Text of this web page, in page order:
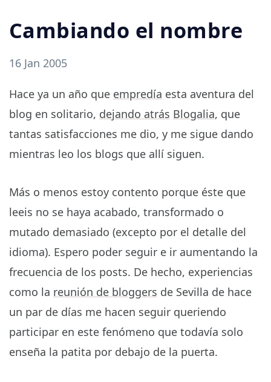
Cambiando el nombre
16 Jan 2005
Hace ya un año que empredía esta aventura del
blog en solitario, dejando atrás Blogalia, que
tantas satisfacciones me dio, y me sigue dando
mientras leo los blogs que allí siguen.
Más o menos estoy contento porque éste que
leeis no se haya acabado, transformado o
mutado demasiado (excepto por el detalle del
idioma). Espero poder seguir e ir aumentando la
frecuencia de los posts. De hecho, experiencias
como la reunión de bloggers de Sevilla de hace
un par de días me hacen seguir queriendo
participar en este fenómeno que todavía solo
enseña la patita por debajo de la puerta.